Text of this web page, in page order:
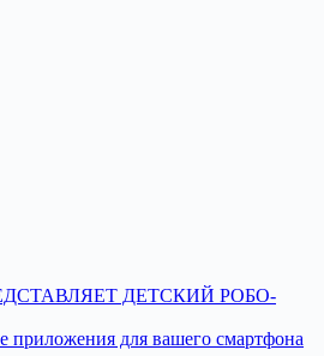
ДЕТСКИЙ РОБО-
для вашего смартфона